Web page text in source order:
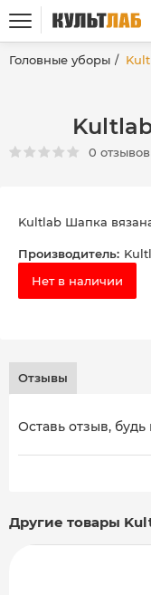
Головные уборы
0 отзывов
Kultlab Шапка
Производитель:
Нет в наличии
Отзывы
Оставь отзыв,
Другие товары